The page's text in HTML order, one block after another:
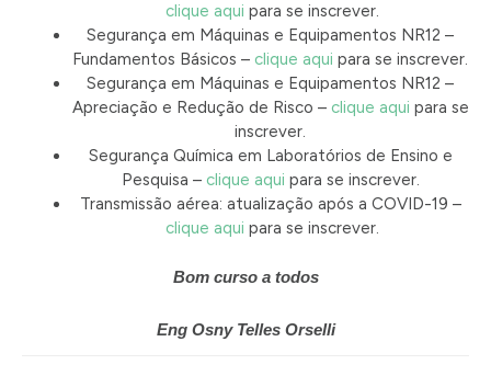
clique aqui para se inscrever.
Segurança em Máquinas e Equipamentos NR12 –
Fundamentos Básicos – clique aqui para se inscrever.
Segurança em Máquinas e Equipamentos NR12 –
Apreciação e Redução de Risco – clique aqui para se
inscrever.
Segurança Química em Laboratórios de Ensino e
Pesquisa – clique aqui para se inscrever.
Transmissão aérea: atualização após a COVID-19 –
clique aqui para se inscrever.
Bom curso a todos
Eng Osny Telles Orselli